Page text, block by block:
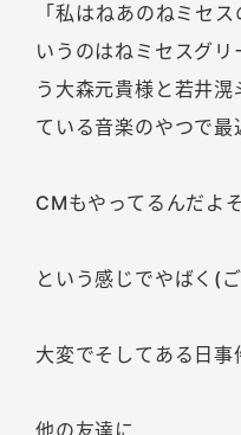
「私はねあのねミセ
いうのはねミセスグリ
う大森元貴様と若井
ている音楽のやつで
CMもやってるんだよ
という感じでやばく(
大変でそしてある日事